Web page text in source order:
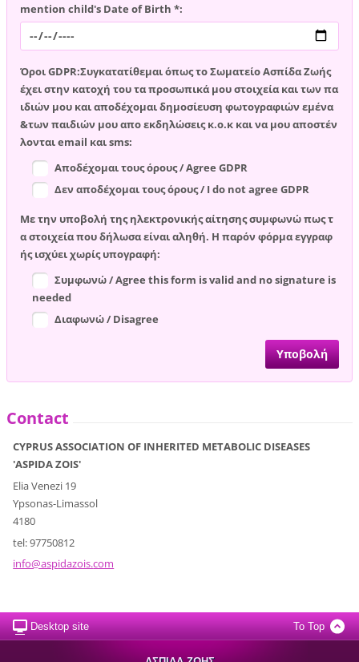
mention child's Date of Birth *:
Όροι GDPR:Συγκατατίθεμαι όπως το Σωματείο Ασπίδα Ζωής
έχει στην κατοχή του τα προσωπικά μου στοιχεία και των πα
ιδιών μου και αποδέχομαι δημοσίευση φωτογραφιών εμένα
&των παιδιών μου απο εκδηλώσεις κ.ο.κ και να μου αποστέν
λονται email και sms:
Αποδέχομαι τους όρους / Agree GDPR
Δεν αποδέχομαι τους όρους / I do not agree GDPR
Με την υποβολή της ηλεκτρονικής αίτησης συμφωνώ πως τ
α στοιχεία που δήλωσα είναι αληθή. Η παρόν φόρμα εγγραφ
ής ισχύει χωρίς υπογραφή:
Συμφωνώ / Agree this form is valid and no signature is
needed
Διαφωνώ / Disagree
Contact
CYPRUS ASSOCIATION OF INHERITED METABOLIC DISEASES
'ASPIDA ZOIS'
Elia Venezi 19
Ypsonas-Limassol
4180
tel: 97750812
info@aspidazois.com
Desktop site To Top